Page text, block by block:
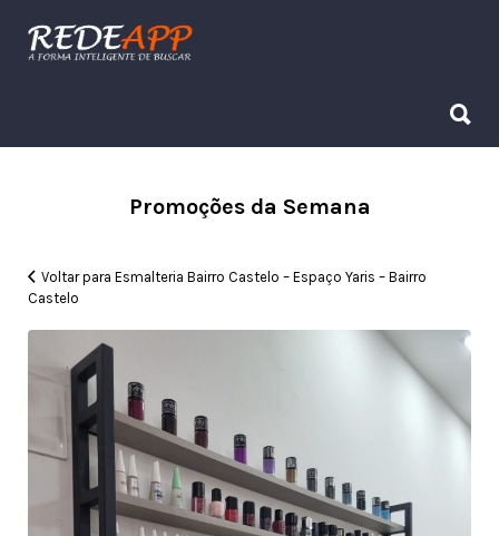
Procurar:
Promoções da Semana
Voltar para Esmalteria Bairro Castelo – Espaço Yaris – Bairro
Castelo